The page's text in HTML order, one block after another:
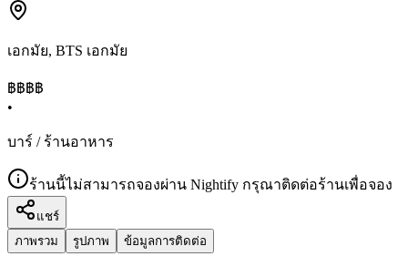
เอกมัย, BTS เอกมัย
฿฿฿฿
•
บาร์ / ร้านอาหาร
ร้านนี้ไม่สามารถจองผ่าน Nightify กรุณาติดต่อร้านเพื่อจอง
แชร์
ภาพรวม
รูปภาพ ข้อมูลการติดต่อ